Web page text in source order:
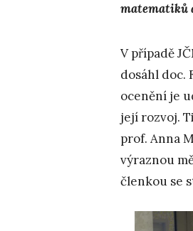
matematiků
V případě
dosáhl doc.
ocenění je
její rozvoj.
prof. Anna
výraznou
členkou se